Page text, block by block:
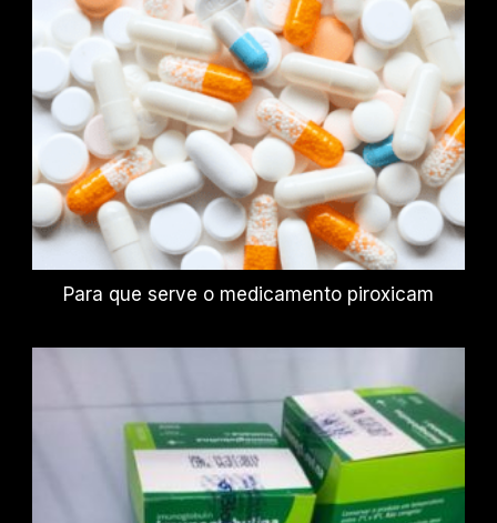
Para que serve o medicamento piroxicam